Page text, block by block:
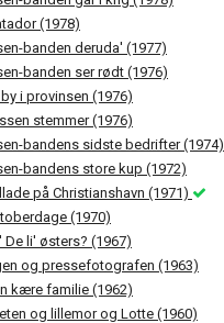
(1978)
banden deruda' (1977)
banden ser rødt (1976)
by i provinsen (1976)
stemmer (1976)
bandens sidste bedrifter (1974)
bandens store kup (1972)
på Christianshavn (1971)
(1970)
De li' østers? (1967)
og pressefotografen (1963)
kære familie (1962)
og lillemor og Lotte (1960)